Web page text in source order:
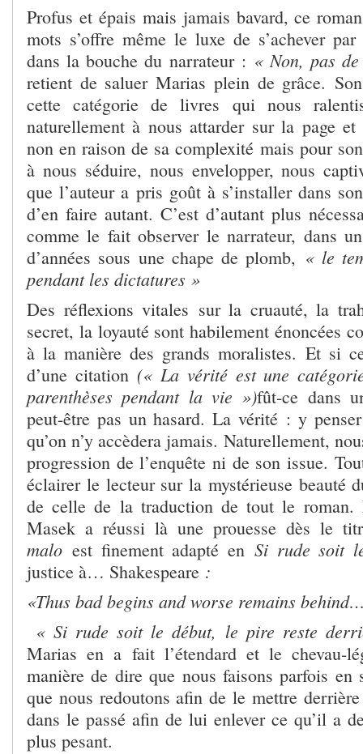
Profus et épais mais jamais bavard, ce
mots s’offre même le luxe de s’achever
dans la bouche du narrateur : « Non, pas
retient de saluer Marias plein de grâce.
cette catégorie de livres qui nous
naturellement à nous attarder sur la page
non en raison de sa complexité mais pour
à nous séduire, nous envelopper, nous
que l’auteur a pris goût à s’installer dans
d’en faire autant. C’est d’autant plus
comme le fait observer le narrateur, dans
d’années sous une chape de plomb, « le
pendant les dictatures »
Des réflexions vitales sur la cruauté, la
secret, la loyauté sont habilement énoncées
à la manière des grands moralistes. Et si
d’une citation (« La vérité est une
parenthèses pendant la vie »)fût-ce dans
peut-être pas un hasard. La vérité : y
qu’on n’y accèdera jamais. Naturellement,
progression de l’enquête ni de son issue.
éclairer le lecteur sur la mystérieuse beauté
de celle de la traduction de tout le roman.
Masek a réussi là une prouesse dès le
malo est finement adapté en Si rude soit
justice à… Shakespeare :
«Thus bad begins and worse remains
« Si rude soit le début, le pire reste
Marias en a fait l’étendard et le chevau-
manière de dire que nous faisons parfois en
que nous redoutons afin de le mettre
dans le passé afin de lui enlever ce qu’il a
plus pesant.